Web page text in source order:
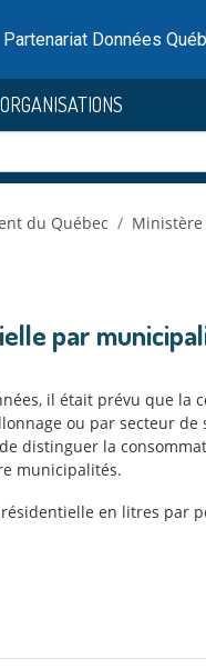
Partenariat Données
ORGANISATIONS
du Québec Ministère
par
il était prévu que
ou par secteur de
distinguer la
municipalités.
en litres